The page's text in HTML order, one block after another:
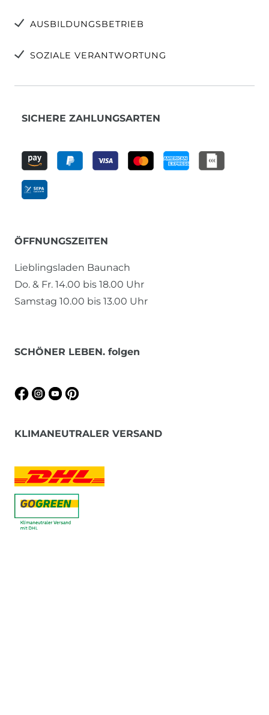
AUSBILDUNGSBETRIEB
SOZIALE VERANTWORTUNG
SICHERE ZAHLUNGSARTEN
ÖFFNUNGSZEITEN
Lieblingsladen Baunach
Do. & Fr. 14.00 bis 18.00 Uhr
Samstag 10.00 bis 13.00 Uhr
SCHÖNER LEBEN. folgen
KLIMANEUTRALER VERSAND